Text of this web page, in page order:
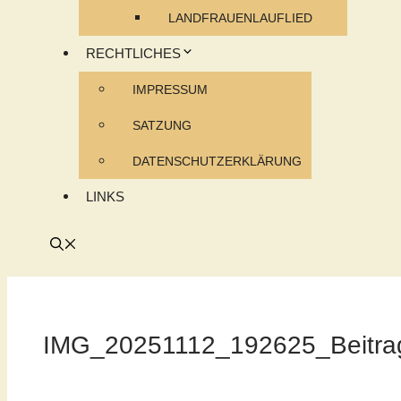
LANDFRAUENLAUFLIED
RECHTLICHES
IMPRESSUM
SATZUNG
DATENSCHUTZERKLÄRUNG
LINKS